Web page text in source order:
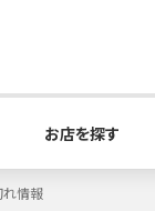
お店を探す
れ情報